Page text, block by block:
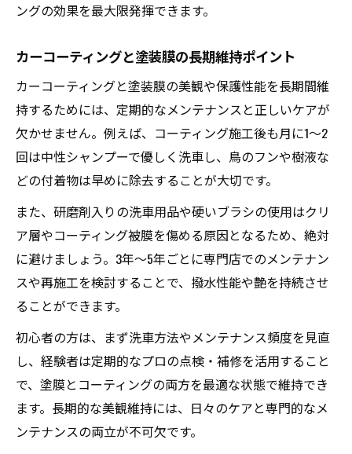
ングの効果を最大限発揮できます。
カーコーティングと塗装膜の長期維持ポイント
カーコーティングと塗装膜の美観や保護性能を長期間維
持するためには、定期的なメンテナンスと正しいケアが
欠かせません。例えば、コーティング施工後も月に1～2
回は中性シャンプーで優しく洗車し、鳥のフンや樹液な
どの付着物は早めに除去することが大切です。
また、研磨剤入りの洗車用品や硬いブラシの使用はクリ
ア層やコーティング被膜を傷める原因となるため、絶対
に避けましょう。3年～5年ごとに専門店でのメンテナン
スや再施工を検討することで、撥水性能や艶を持続させ
ることができます。
初心者の方は、まず洗車方法やメンテナンス頻度を見直
し、経験者は定期的なプロの点検・補修を活用すること
で、塗膜とコーティングの両方を最適な状態で維持でき
ます。長期的な美観維持には、日々のケアと専門的なメ
ンテナンスの両立が不可欠です。